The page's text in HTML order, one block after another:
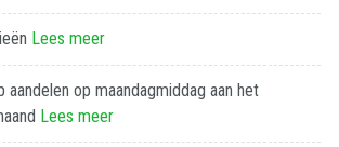
Lees meer
aandelen op maandagmiddag aan het
Lees meer